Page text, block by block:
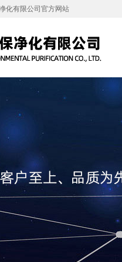
化有限公司官方网站